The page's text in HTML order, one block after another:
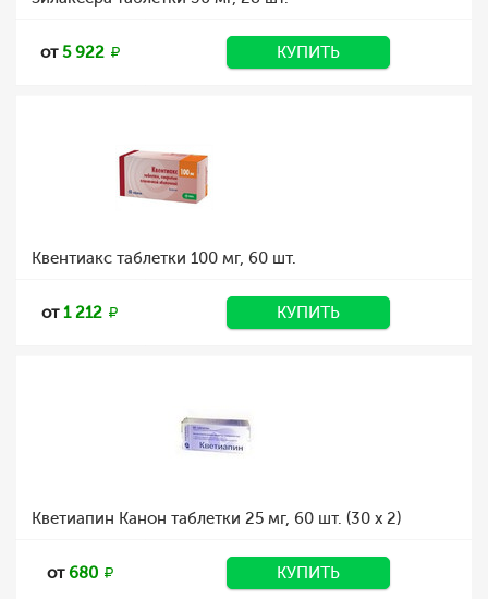
от5 922 КУПИТЬ
Квентиакс таблетки 100 мг, 60 шт.
от1 212 КУПИТЬ
Кветиапин Канон таблетки 25 мг, 60 шт. (30 х 2)
от680 КУПИТЬ